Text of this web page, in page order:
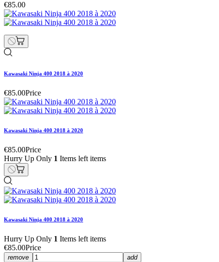
€85.00
Kawasaki Ninja 400 2018 à 2020
€85.00Price
Kawasaki Ninja 400 2018 à 2020
€85.00Price
Hurry Up Only 1 Items left items
Kawasaki Ninja 400 2018 à 2020
Hurry Up Only 1 Items left items
€85.00Price
remove add